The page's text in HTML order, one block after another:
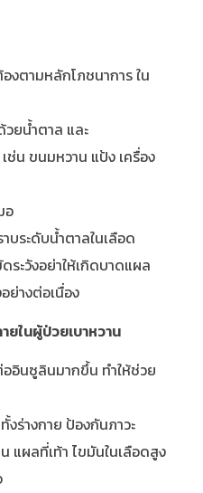
งตามหลักโภชนาการ ใน
ยน้ำตาล และ
ช่น ขนมหวาน แป้ง เครื่อง
อ
บระดับน้ำตาลในเลือด
ระวังอย่าให้เกิดบาดแผล
ย่างต่อเนื่อง
ยในผู้ป่วยเบาหวาน
ออินซูลินมากขึ้น ทำให้ช่วย
งร่างกาย ป้องกันภาวะ
แผลที่เท้า ไขมันในเลือดสูง